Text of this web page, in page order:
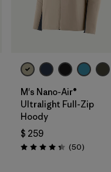
M's Nano-Air®
Ultralight Full-Zip
Hoody
$ 259
Valoración: 4.3 / 5
(50)